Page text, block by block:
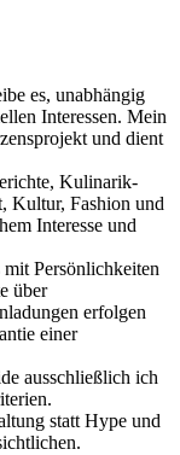
es, unabhängig
Interessen. Mein
und dient
Kulinarik-
Kultur, Fashion und
Interesse und
Persönlichkeiten
über
erfolgen
einer
ausschließlich ich
statt Hype und